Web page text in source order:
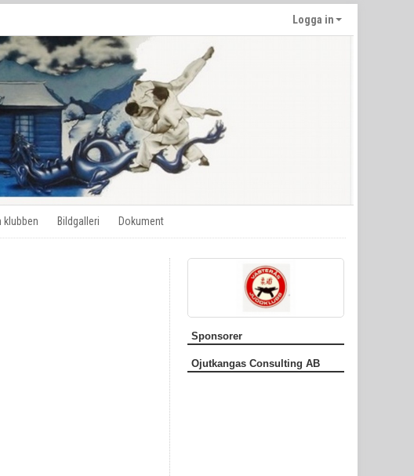
Logga in
klubben Bildgalleri Dokument
Sponsorer
Ojutkangas Consulting AB